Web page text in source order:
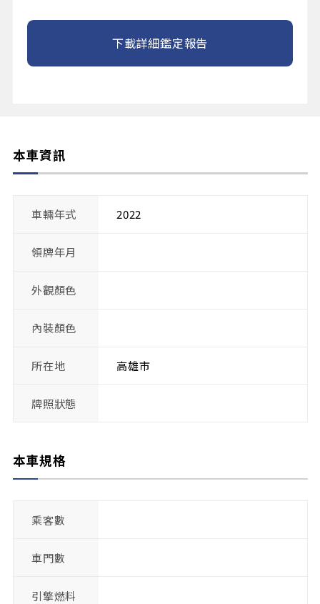
下載詳細鑑定報告
本車資訊
車輛年式 2022
領牌年月
外觀顏色
內裝顏色
所在地 高雄市
牌照狀態
本車規格
乘客數
車門數
引擎燃料